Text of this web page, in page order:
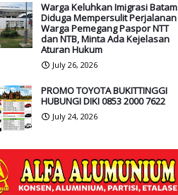
Warga Keluhkan Imigrasi Batam
Diduga Mempersulit Perjalanan
Warga Pemegang Paspor NTT
dan NTB, Minta Ada Kejelasan
Aturan Hukum
July 26, 2026
PROMO TOYOTA BUKITTINGGI
HUBUNGI DIKI 0853 2000 7622
July 24, 2026